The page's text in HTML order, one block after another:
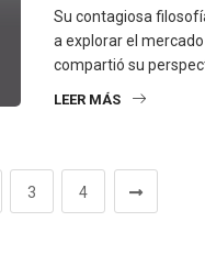
Su contagiosa
a explorar el
compartió su
LEER MÁS
3 4